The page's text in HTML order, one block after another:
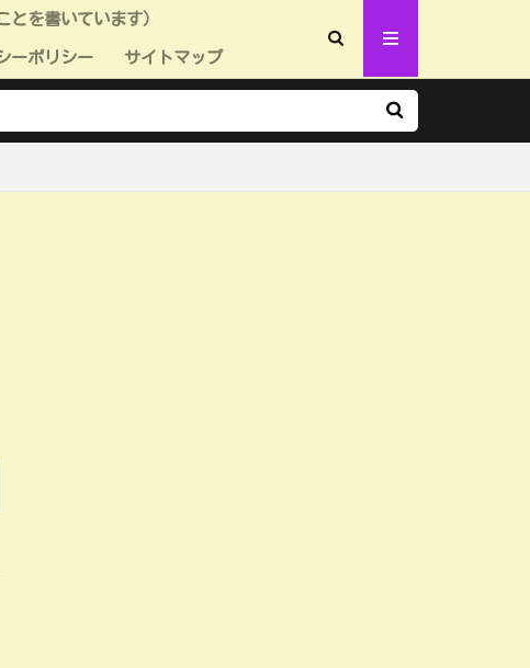
とを書いています）
ーポリシー サイトマップ